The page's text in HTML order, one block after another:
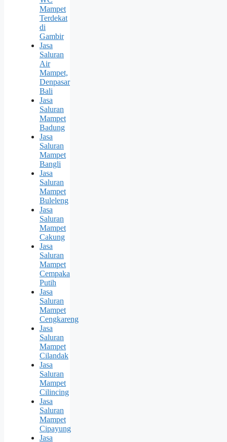
Mampet
Terdekat
di
Gambir
Jasa
Saluran
Air
Mampet,
Denpasar
Bali
Jasa
Saluran
Mampet
Badung
Jasa
Saluran
Mampet
Bangli
Jasa
Saluran
Mampet
Buleleng
Jasa
Saluran
Mampet
Cakung
Jasa
Saluran
Mampet
Cempaka
Putih
Jasa
Saluran
Mampet
Cengkareng
Jasa
Saluran
Mampet
Cilandak
Jasa
Saluran
Mampet
Cilincing
Jasa
Saluran
Mampet
Cipayung
Jasa